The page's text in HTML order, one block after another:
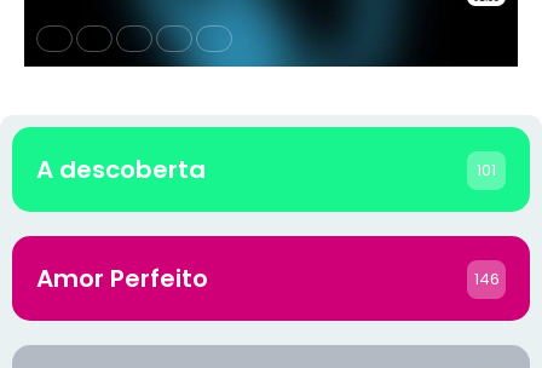
A descoberta 101
Amor Perfeito 146